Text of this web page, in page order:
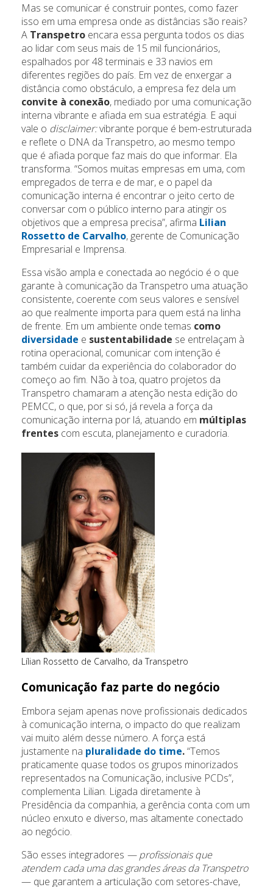
Mas se comunicar é construir pontes, como fazer
isso em uma empresa onde as distâncias são reais?
A Transpetro encara essa pergunta todos os dias
ao lidar com seus mais de 15 mil funcionários,
espalhados por 48 terminais e 33 navios em
diferentes regiões do país. Em vez de enxergar a
distância como obstáculo, a empresa fez dela um
convite à conexão, mediado por uma comunicação
interna vibrante e afiada em sua estratégia. E aqui
vale o disclaimer:vibrante porque é bem-estruturada
e reflete o DNA da Transpetro, ao mesmo tempo
que é afiada porque faz mais do que informar. Ela
transforma. “Somos muitas empresas em uma, com
empregados de terra e de mar, e o papel da
comunicação interna é encontrar o jeito certo de
conversar com o público interno para atingir os
objetivos que a empresa precisa”, afirma Lilian
Rossetto de Carvalho, gerente de Comunicação
Empresarial e Imprensa.
Essa visão ampla e conectada ao negócio é o que
garante à comunicação da Transpetro uma atuação
consistente, coerente com seus valores e sensível
ao que realmente importa para quem está na linha
de frente. Em um ambiente onde temas como
diversidade e sustentabilidade se entrelaçam à
rotina operacional, comunicar com intenção é
também cuidar da experiência do colaborador do
começo ao fim. Não à toa, quatro projetos da
Transpetro chamaram a atenção nesta edição do
PEMCC, o que, por si só, já revela a força da
comunicação interna por lá, atuando em múltiplas
frentes com escuta, planejamento e curadoria.
Lílian Rossetto de Carvalho, da Transpetro
Comunicação faz parte do negócio
Embora sejam apenas nove profissionais dedicados
à comunicação interna, o impacto do que realizam
vai muito além desse número. A força está
justamente na pluralidade do time.“Temos
praticamente quase todos os grupos minorizados
representados na Comunicação, inclusive PCDs”,
complementa Lilian. Ligada diretamente à
Presidência da companhia, a gerência conta com um
núcleo enxuto e diverso, mas altamente conectado
ao negócio.
São esses integradores — profissionais que
atendem cada uma das grandes áreas da Transpetro
— que garantem a articulação com setores-chave,